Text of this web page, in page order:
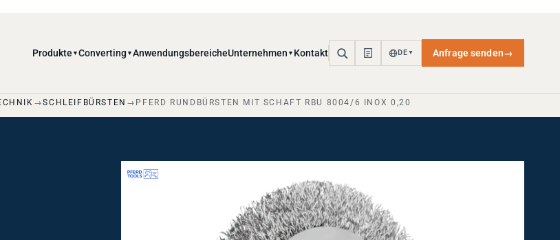
DE▼ Anfrage senden→
SCHLEIFBÜRSTEN PFERD RUNDBÜRSTEN MIT SCHAFT RBU 8004/6 INOX 0,20